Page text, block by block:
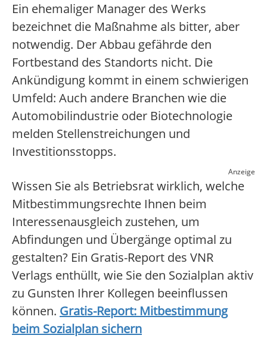
Ein ehemaliger Manager des Werks
bezeichnet die Maßnahme als bitter, aber
notwendig. Der Abbau gefährde den
Fortbestand des Standorts nicht. Die
Ankündigung kommt in einem schwierigen
Umfeld: Auch andere Branchen wie die
Automobilindustrie oder Biotechnologie
melden Stellenstreichungen und
Investitionsstopps.
Anzeige
Wissen Sie als Betriebsrat wirklich, welche
Mitbestimmungsrechte Ihnen beim
Interessenausgleich zustehen, um
Abfindungen und Übergänge optimal zu
gestalten? Ein Gratis-Report des VNR
Verlags enthüllt, wie Sie den Sozialplan aktiv
zu Gunsten Ihrer Kollegen beeinflussen
können. Gratis-Report: Mitbestimmung
beim Sozialplan sichern